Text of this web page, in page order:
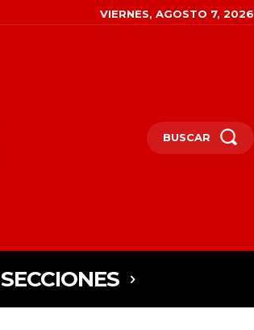
VIERNES, AGOSTO 7, 2026
BUSCAR
SECCIONES